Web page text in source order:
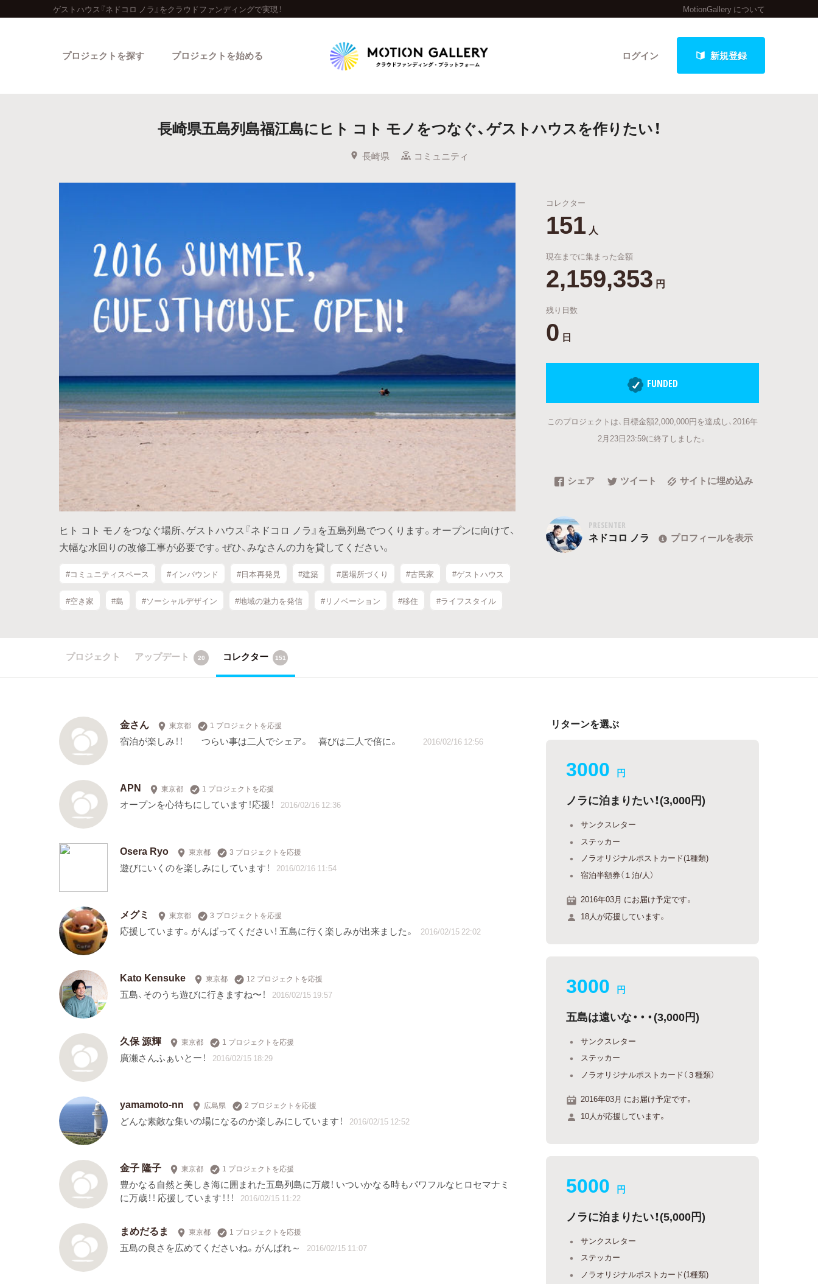
ゲストハウス『ネドコロ ノラ』をクラウドファンディングで実現！ MotionGallery について
ログイン 新規登録
プロジェクトを探す
人気のプロジェクト 新着プロジェクト 終了間近のプロジェクト
Feature
キュレーターから探す 最新進捗報告から探す
Legendary
最新達成プロジェクト 調達額が大きいプロジェクト
プロジェクトを始める
長崎県五島列島福江島にヒト コト モノをつなぐ、ゲストハウスを作りたい！
長崎県 コミュニティ
ヒト コト モノをつなぐ場所、ゲストハウス『ネドコロ ノラ』を五島列島でつくります。オープンに向けて、
大幅な水回りの改修工事が必要です。ぜひ、みなさんの力を貸してください。
#コミュニティスペース #インバウンド #日本再発見 #建築 #居場所づくり #古民家 #ゲストハウス
#空き家 #島 #ソーシャルデザイン #地域の魅力を発信 #リノベーション #移住 #ライフスタイル
コレクター
151 人
現在までに集まった金額
2,159,353 円
残り日数
0 日
FUNDED
このプロジェクトは、目標金額2,000,000円を達成し、2016年
2月23日23:59に終了しました。
シェア ツイート サイトに埋め込み
PRESENTER
ネドコロ ノラ プロフィールを表示
プロジェクト アップデート 20 コレクター 151
金さん 東京都 1 プロジェクトを応援
宿泊が楽しみ！！ つらい事は二人でシェア。 喜びは二人で倍に。 2016/02/16 12:56
APN 東京都 1 プロジェクトを応援
オープンを心待ちにしています！応援！ 2016/02/16 12:36
Osera Ryo 東京都 3 プロジェクトを応援
遊びにいくのを楽しみにしています！ 2016/02/16 11:54
メグミ 東京都 3 プロジェクトを応援
応援しています。がんばってください！ 五島に行く楽しみが出来ました。 2016/02/15 22:02
Kato Kensuke 東京都 12 プロジェクトを応援
五島、そのうち遊びに行きますね〜！ 2016/02/15 19:57
久保 源輝 東京都 1 プロジェクトを応援
廣瀬さんふぁいとー！ 2016/02/15 18:29
yamamoto-nn 広島県 2 プロジェクトを応援
どんな素敵な集いの場になるのか楽しみにしています！ 2016/02/15 12:52
金子 隆子 東京都 1 プロジェクトを応援
豊かなる自然と美しき海に囲まれた五島列島に万歳！ いついかなる時もパワフルなヒロセマナミ
に万歳！！ 応援しています！！！
2016/02/15 11:22
まめだるま 東京都 1 プロジェクトを応援
五島の良さを広めてくださいね。がんばれ～ 2016/02/15 11:07
リターンを選ぶ
3000 円
ノラに泊まりたい！(3,000円)
サンクスレター
ステッカー
ノラオリジナルポストカード(1種類)
宿泊半額券（１泊/人）
2016年03月 にお届け予定です。
18人が応援しています。
3000 円
五島は遠いな・・・(3,000円)
サンクスレター
ステッカー
ノラオリジナルポストカード（３種類）
2016年03月 にお届け予定です。
10人が応援しています。
5000 円
ノラに泊まりたい！(5,000円)
サンクスレター
ステッカー
ノラオリジナルポストカード(1種類)